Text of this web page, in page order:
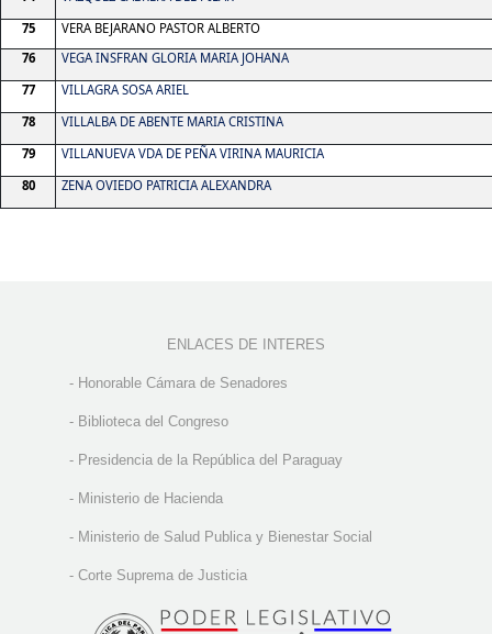
75
VERA BEJARANO PASTOR ALBERTO
76
VEGA INSFRAN GLORIA MARIA JOHANA
77
VILLAGRA SOSA ARIEL
78
VILLALBA DE ABENTE MARIA CRISTINA
79
VILLANUEVA VDA DE PEÑA VIRINA MAURICIA
80
ZENA OVIEDO PATRICIA ALEXANDRA
ENLACES DE INTERES
- Honorable Cámara de Senadores
- Biblioteca del Congreso
- Presidencia de la República del Paraguay
- Ministerio de Hacienda
- Ministerio de Salud Publica y Bienestar Social
- Corte Suprema de Justicia